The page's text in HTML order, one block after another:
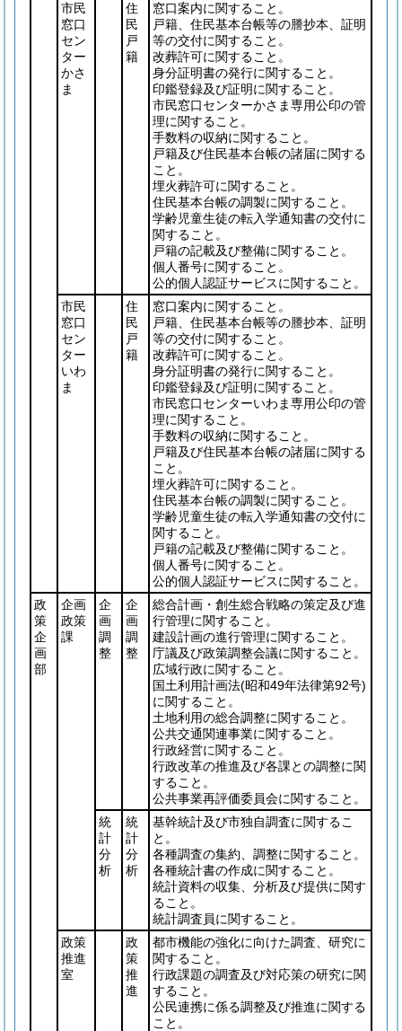
市民
窓口
セン
ター
かさ
ま
住
民
戸
籍
窓口案内に関すること。
戸籍、住民基本台帳等の謄抄本、証明
等の交付に関すること。
改葬許可に関すること。
身分証明書の発行に関すること。
印鑑登録及び証明に関すること。
市民窓口センターかさま専用公印の管
理に関すること。
手数料の収納に関すること。
戸籍及び住民基本台帳の諸届に関する
こと。
埋火葬許可に関すること。
住民基本台帳の調製に関すること。
学齢児童生徒の転入学通知書の交付に
関すること。
戸籍の記載及び整備に関すること。
個人番号に関すること。
公的個人認証サービスに関すること。
市民
窓口
セン
ター
いわ
ま
住
民
戸
籍
窓口案内に関すること。
戸籍、住民基本台帳等の謄抄本、証明
等の交付に関すること。
改葬許可に関すること。
身分証明書の発行に関すること。
印鑑登録及び証明に関すること。
市民窓口センターいわま専用公印の管
理に関すること。
手数料の収納に関すること。
戸籍及び住民基本台帳の諸届に関する
こと。
埋火葬許可に関すること。
住民基本台帳の調製に関すること。
学齢児童生徒の転入学通知書の交付に
関すること。
戸籍の記載及び整備に関すること。
個人番号に関すること。
公的個人認証サービスに関すること。
政
策
企
画
部
企画
政策
課
企
画
調
整
企
画
調
整
総合計画・創生総合戦略の策定及び進
行管理に関すること。
建設計画の進行管理に関すること。
庁議及び政策調整会議に関すること。
広域行政に関すること。
国土利用計画法(昭和49年法律第92号)
に関すること。
土地利用の総合調整に関すること。
公共交通関連事業に関すること。
行政経営に関すること。
行政改革の推進及び各課との調整に関
すること。
公共事業再評価委員会に関すること。
統
計
分
析
統
計
分
析
基幹統計及び市独自調査に関するこ
と。
各種調査の集約、調整に関すること。
各種統計書の作成に関すること。
統計資料の収集、分析及び提供に関す
ること。
統計調査員に関すること。
政策
推進
室
政
策
推
進
都市機能の強化に向けた調査、研究に
関すること。
行政課題の調査及び対応策の研究に関
すること。
公民連携に係る調整及び推進に関する
こと。